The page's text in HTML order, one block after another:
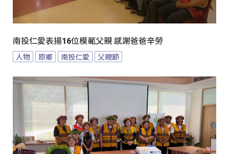
南投仁愛表揚16位模範父親 感謝爸爸辛勞
人物 原鄉 南投仁愛 父親節